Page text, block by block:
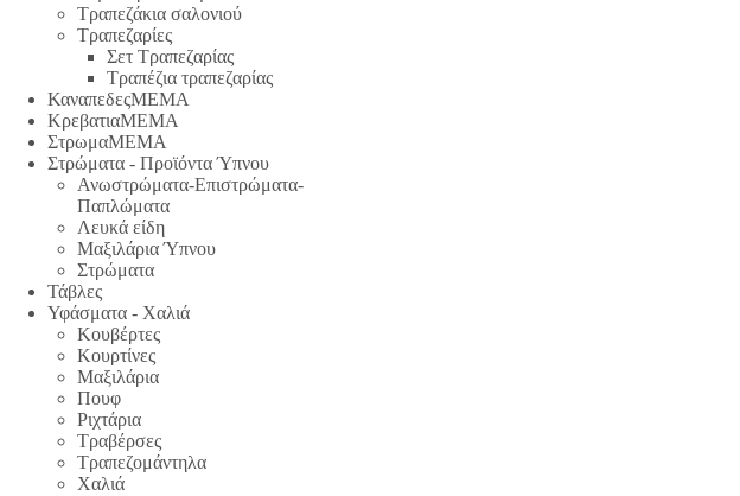
Τραπεζάκια σαλονιού
Τραπεζαρίες
Σετ Τραπεζαρίας
Τραπέζια τραπεζαρίας
ΚαναπεδεςΜΕΜΑ
ΚρεβατιαΜΕΜΑ
ΣτρωμαΜΕΜΑ
Στρώματα - Προϊόντα Ύπνου
Ανωστρώματα-Επιστρώματα-
Παπλώματα
Λευκά είδη
Μαξιλάρια Ύπνου
Στρώματα
Τάβλες
Υφάσματα - Χαλιά
Κουβέρτες
Κουρτίνες
Μαξιλάρια
Πουφ
Ριχτάρια
Τραβέρσες
Τραπεζομάντηλα
Χαλιά